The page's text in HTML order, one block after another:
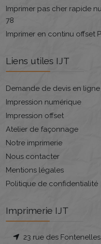
Imprimer pas cher rapide
78
Imprimer en continu offset
Liens utiles IJT
Demande de devis en ligne
Impression numérique
Impression offset
Atelier de façonnage
Notre imprimerie
Nous contacter
Mentions légales
Politique de confidentialité
Imprimerie IJT
23 rue des Fontenelles,